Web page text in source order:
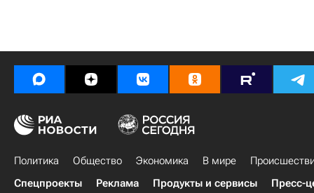
Политика Общество Экономика В мире
Спецпроекты
Реклама Продукты и сервисы Пресс-